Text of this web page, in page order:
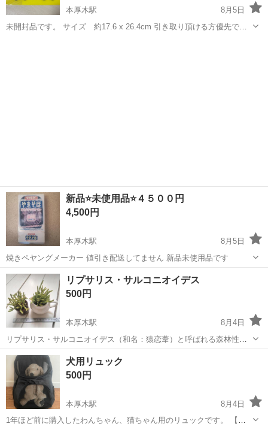
本厚木駅
8月5日
未開封品です。 サイズ 約17.6 x 26.4cm 引き取り頂ける方優先で販
新品⭐️未使用品⭐️４５００円
4,500円
本厚木駅
8月5日
焼きペヤングメーカー 値引き配送してません 新品未使用品です
神奈川 厚木市 本厚木駅 調理器具 ペヤング
リプサリス・サルコニオイデス
500円
本厚木駅
8月4日
リプサリス・サルコニオイデス（和名：猿恋葦）と呼ばれる森林性サ
ボテンです。米粒のような短い茎が繋がっていく個性的な形状で、成
長すると垂れ下がって育ちます。空中湿度を好むため、霧吹きをして
あげると喜ぶサボテンです。 ※セットで...
神奈川 厚木市 本厚木駅
犬用リュック
500円
本厚木駅
8月4日
1年ほど前に購入したわんちゃん、猫ちゃん用のリュックです。 【サ